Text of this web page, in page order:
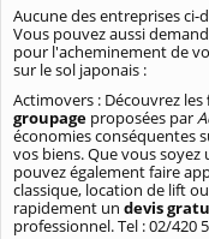
Aucune des entreprises ci-
Vous pouvez aussi
pour l'acheminement de
sur le sol japonais :
Actimovers : Découvrez les
groupage proposées par
économies conséquentes
vos biens. Que vous
pouvez également faire
classique, location de lift
rapidement un devis
professionnel. Tel : 02/420